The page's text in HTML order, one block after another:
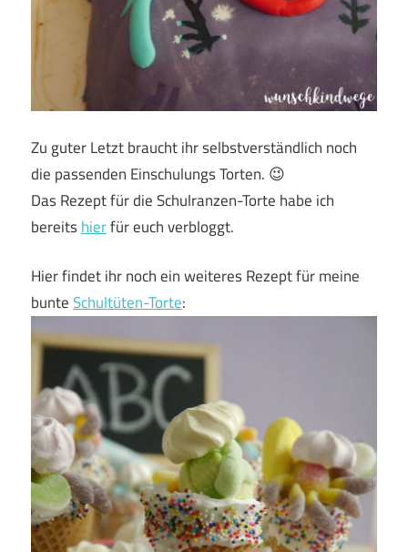
Zu guter Letzt braucht ihr selbstverständlich noch
die passenden Einschulungs Torten. 😉
Das Rezept für die Schulranzen-Torte habe ich
bereitshierfür euch verbloggt.
Hier findet ihr noch ein weiteres Rezept für meine
bunteSchultüten-Torte: